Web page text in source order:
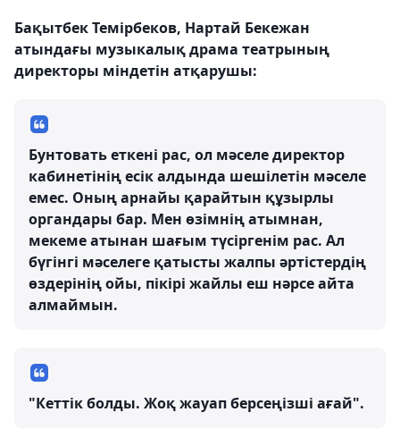
Бақытбек Темірбеков, Нартай Бекежан
атындағы музыкалық драма театрының
директоры міндетін атқарушы:
Бунтовать еткені рас, ол мәселе директор
кабинетінің есік алдында шешілетін мәселе
емес. Оның арнайы қарайтын құзырлы
органдары бар. Мен өзімнің атымнан,
мекеме атынан шағым түсіргенім рас. Ал
бүгінгі мәселеге қатысты жалпы әртістердің
өздерінің ойы, пікірі жайлы еш нәрсе айта
алмаймын.
"Кеттік болды. Жоқ жауап берсеңізші ағай".